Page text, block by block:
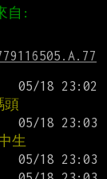
自:
頭
生